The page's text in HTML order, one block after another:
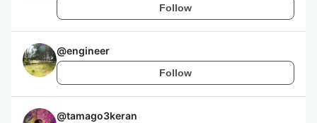
Follow
@engineer
Follow
@tamago3keran